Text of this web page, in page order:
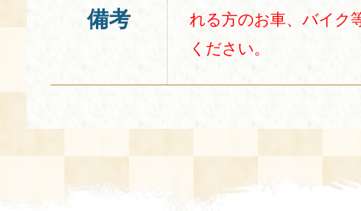
備考
れる方のお車、バイク
ください。